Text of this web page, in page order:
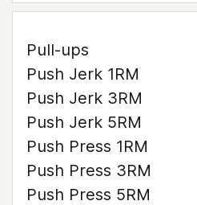
Pull-ups
Push Jerk 1RM
Push Jerk 3RM
Push Jerk 5RM
Push Press 1RM
Push Press 3RM
Push Press 5RM